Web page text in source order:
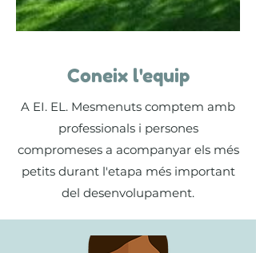
Coneix l'equip
A EI. EL. Mesmenuts comptem amb
professionals i persones
compromeses a acompanyar els més
petits durant l'etapa més important
del desenvolupament.